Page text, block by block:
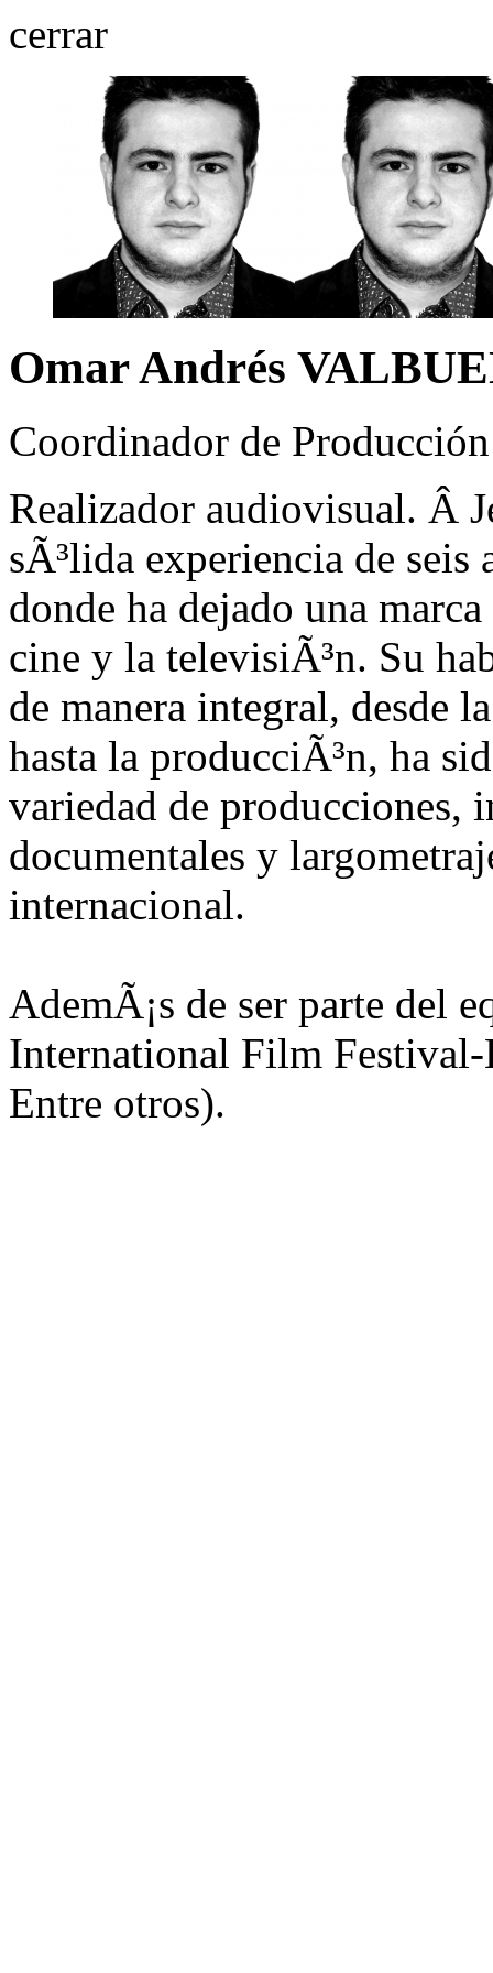
cerrar
Omar Andrés
Coordinador de Producción
Realizador audiovisual. Â
sÃ³lida experiencia de
donde ha dejado una
cine y la televisiÃ³n. Su
de manera integral, desde
hasta la producciÃ³n, ha
variedad de producciones,
documentales y
internacional.
AdemÃ¡s de ser parte del
International Film
Entre otros).